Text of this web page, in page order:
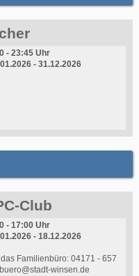
- 23:45 Uhr
- 31.12.2026
Club
- 17:00 Uhr
- 18.12.2026
Familienbüro: 04171 - 657
winsen.de